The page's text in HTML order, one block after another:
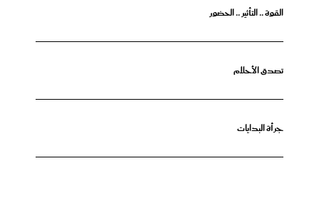
القوة .. التأثير .. الحضور
تصدق الأحلام
جرأة البدايات